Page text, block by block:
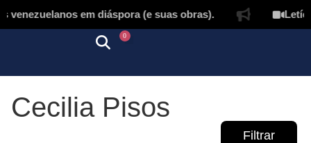
em diáspora (e suas obras).
0
Cecilia Pisos
Filtrar